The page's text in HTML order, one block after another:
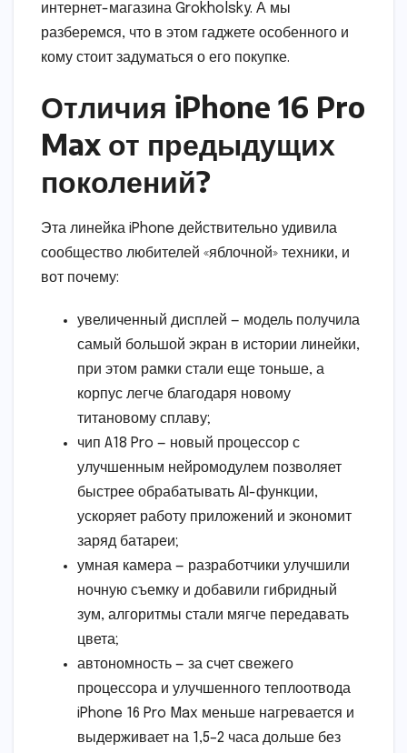
интернет-магазина Grokholsky. А мы
разберемся, что в этом гаджете особенного и
кому стоит задуматься о его покупке.
Отличия iPhone 16 Pro
Max от предыдущих
поколений?
Эта линейка iPhone действительно удивила
сообщество любителей «яблочной» техники, и
вот почему:
увеличенный дисплей — модель получила
самый большой экран в истории линейки,
при этом рамки стали еще тоньше, а
корпус легче благодаря новому
титановому сплаву;
чип A18 Pro — новый процессор с
улучшенным нейромодулем позволяет
быстрее обрабатывать AI-функции,
ускоряет работу приложений и экономит
заряд батареи;
умная камера — разработчики улучшили
ночную съемку и добавили гибридный
зум, алгоритмы стали мягче передавать
цвета;
автономность — за счет свежего
процессора и улучшенного теплоотвода
iPhone 16 Pro Max меньше нагревается и
выдерживает на 1,5–2 часа дольше без